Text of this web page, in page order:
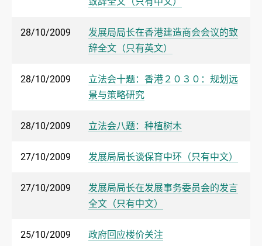
28/10/2009
发展局局长在香港建造商会会议的致
辞全文（只有英文）
28/10/2009
立法会十题：香港２０３０：规划远
景与策略研究
28/10/2009 立法会八题：种植树木
27/10/2009 发展局局长谈保育中环（只有中文）
27/10/2009
发展局局长在发展事务委员会的发言
全文（只有中文）
25/10/2009 政府回应楼价关注